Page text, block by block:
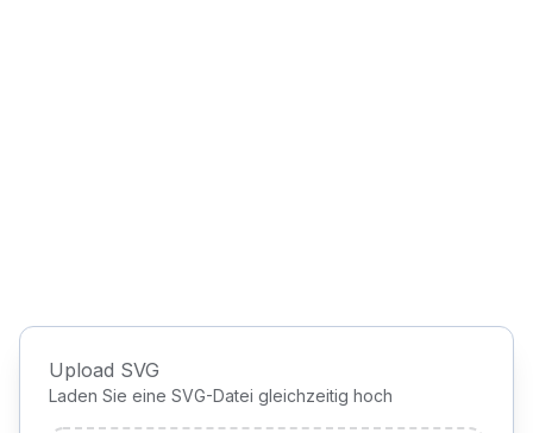
Upload SVG
Laden Sie eine SVG-Datei gleichzeitig hoch